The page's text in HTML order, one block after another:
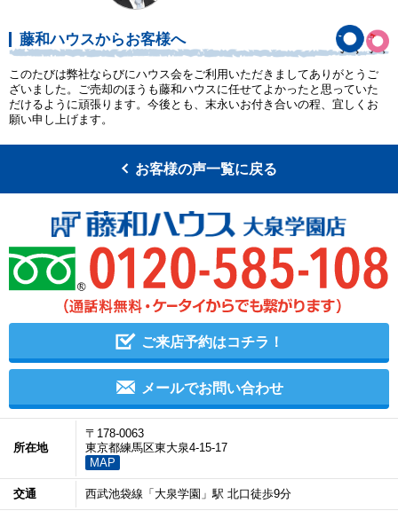
藤和ハウスからお客様へ
このたびは弊社ならびにハウス会をご利用いただきましてありがとうご
ざいました。ご売却のほうも藤和ハウスに任せてよかったと思っていた
だけるように頑張ります。今後とも、末永いお付き合いの程、宜しくお
願い申し上げます。
お客様の声一覧に戻る
ご来店予約はコチラ！
メールでお問い合わせ
所在地
〒178-0063
東京都練馬区東大泉4-15-17
MAP
交通 西武池袋線「大泉学園」駅 北口徒歩9分